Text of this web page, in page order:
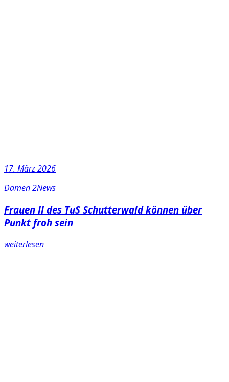
17. März 2026
Damen 2News
Frauen II des TuS Schutterwald können über
Punkt froh sein
weiterlesen